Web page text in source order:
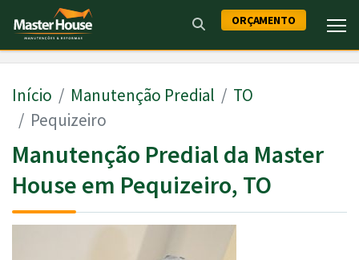
ORÇAMENTO
Início Manutenção Predial
TO
Pequizeiro
Manutenção Predial da Master
House em Pequizeiro, TO